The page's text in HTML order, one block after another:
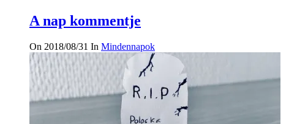
A nap kommentje
On 2018/08/31 In Mindennapok